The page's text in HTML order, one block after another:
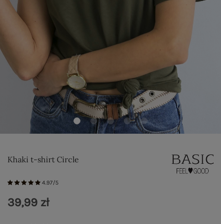
Khaki t-shirt Circle
4.97/5
39,99 zł